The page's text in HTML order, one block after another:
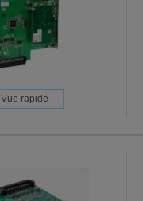
Vue rapide